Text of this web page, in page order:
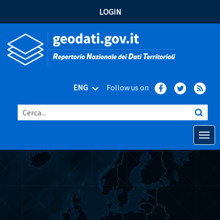
LOGIN
ENG Follow us on
Cerca...
Open
Home